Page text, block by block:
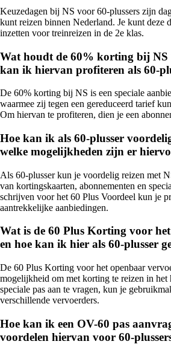
Keuzedagen bij NS voor 60-plussers zijn
kunt reizen binnen Nederland. Je kunt deze
inzetten voor treinreizen in de 2e klas.
Wat houdt de 60% korting bij NS
kan ik hiervan profiteren als 60-
De 60% korting bij NS is een speciale
waarmee zij tegen een gereduceerd tarief
Om hiervan te profiteren, dien je een
Hoe kan ik als 60-plusser
welke mogelijkheden zijn er
Als 60-plusser kun je voordelig reizen met
van kortingskaarten, abonnementen en
schrijven voor het 60 Plus Voordeel kun je
aantrekkelijke aanbiedingen.
Wat is de 60 Plus Korting voor
en hoe kan ik hier als 60-plusser
De 60 Plus Korting voor het openbaar
mogelijkheid om met korting te reizen in het
speciale pas aan te vragen, kun je
verschillende vervoerders.
Hoe kan ik een OV-60 pas
voordelen hiervan voor 60-